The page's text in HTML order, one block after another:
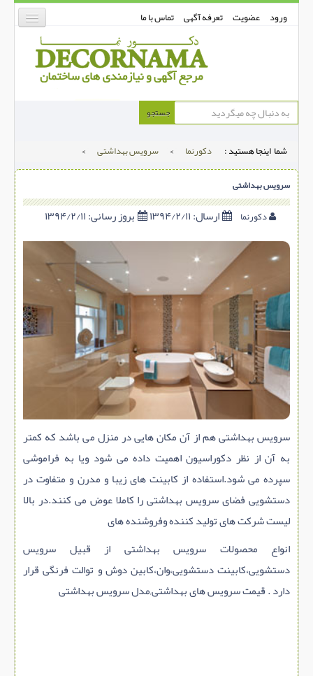
ورود عضویت تعرفه آگهی تماس با ما
دکورنما
دیوارپوش
دکوراسیون داخلی
درب و پنجره
شهری ترافیکی
ساخت و ساز
مصالح ساختمانی
سازه پیش ساخته
سنگ ساختمانی
عایق ساختمان
سرویس بهداشتی
پله,نرده,حفاظ
برقی,روشنایی,ایمنی
تاسیسات ساختمان
ابزار آلات ساختمانی
تعمیر و نگهداری ساختمان
ماشین آلات ساختمانی
ژئوتکنیک
جستجو
شما اینجا هستید : دکورنما > سرویس بهداشتی >
سرویس بهداشتی
دکورنما ارسال:۱۳۹۴/۲/۱۱ بروز رسانی:
سرویس بهداشتی هم از آن مکان هایی در منزل می باشد که کمتر
به آن از نظر دکوراسیون اهمیت داده می شود ویا به فراموشی
سپرده می شود.استفاده از کابینت های زیبا و مدرن و متفاوت در
دستشویی فضای سرویس بهداشتی را کاملا عوض می کنند.در بالا
لیست شرکت های تولید کننده وفروشنده های
انواع محصولات سرویس بهداشتی از قبیل سرویس
دستشویی،کابینت دستشویی،وان،کابین دوش و توالت فرنگی قرار
دارد . قیمت سرویس های بهداشتی,مدل سرویس بهداشتی